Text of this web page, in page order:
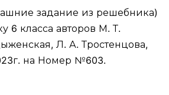
задание из решебника)
6 класса авторов М. Т.
Л. А. Тростенцова,
на Номер №603.